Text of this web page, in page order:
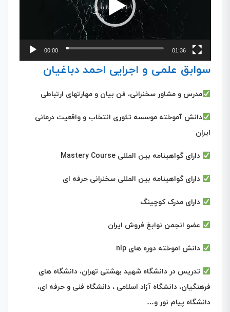
00:00 01:36
سوابق علمی و اجرایی احمد دباغیان
مدرس و مشاور سخنرانی، فن بیان و مهارتهای ارتباطی
دانش آموخته موسسه تئوری انتخاب و واقعیت درمانی
ایران
دارای گواهینامه بین المللی Mastery Course
دارای گواهینامه بین المللی سخنرانی حرفه ای
دارای مدرک کوچینگ
عضو انجمن نوابغ فروش ایران
دانش اموخته دوره های nlp
تدریس در دانشگاه شهید بهشتی تهران، دانشگاه های
فرهنگیان، دانشگاه آزاد اسلامی ، دانشگاه فنی و حرفه ای،
دانشگاه پیام نور و…